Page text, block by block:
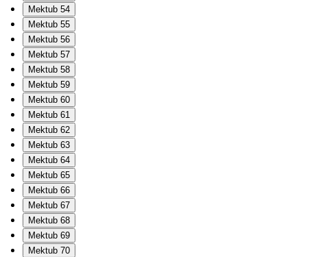
Mektub 54
Mektub 55
Mektub 56
Mektub 57
Mektub 58
Mektub 59
Mektub 60
Mektub 61
Mektub 62
Mektub 63
Mektub 64
Mektub 65
Mektub 66
Mektub 67
Mektub 68
Mektub 69
Mektub 70